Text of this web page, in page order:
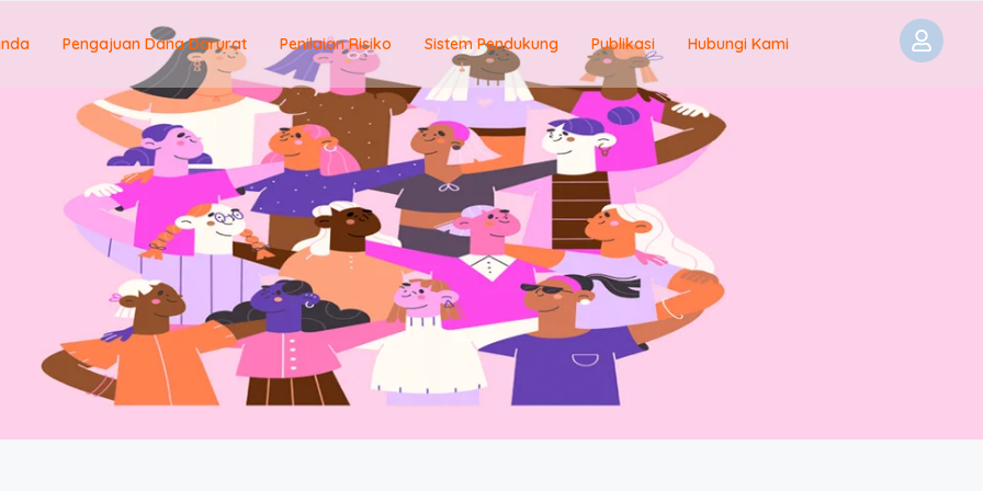
Pengajuan Dana Darurat Penilaian Risiko Sistem Pendukung Publikasi Hubungi Kami